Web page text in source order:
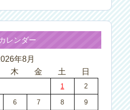
カレンダー
年8月
木 金 土 日
1 2
6 7 8 9